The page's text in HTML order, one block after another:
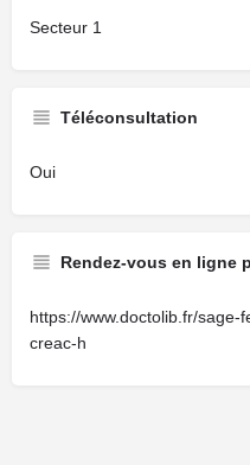
Secteur 1
Téléconsultation
Oui
Rendez-vous en ligne
https://www.doctolib.fr/sage-
creac-h